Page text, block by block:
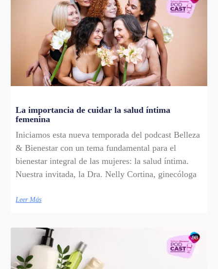
La importancia de cuidar la salud íntima
femenina
Iniciamos esta nueva temporada del podcast Belleza
& Bienestar con un tema fundamental para el
bienestar integral de las mujeres: la salud íntima.
Nuestra invitada, la Dra. Nelly Cortina, ginecóloga
Leer Más